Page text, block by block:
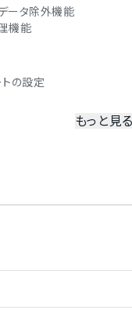
ータ除外機能
機能
の設定
もっと見